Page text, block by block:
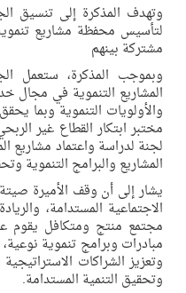
وتهدف المذكرة إلى تنسيق
لتأسيس محفظة مشاريع
مشتركة بينهم
وبموجب المذكرة، ستعمل
المشاريع التنموية في
والأولويات التنموية وبما
مختبر ابتكار القطاع غير
لجنة لدراسة واعتماد مشاريع
المشاريع والبرامج التنموية
يشار إلى أن وقف الأميرة
الاجتماعية المستدامة،
مجتمع منتج ومتكافل يقوم
مبادرات وبرامج تنموية
وتعزيز الشراكات
وتحقيق التنمية المستدامة.